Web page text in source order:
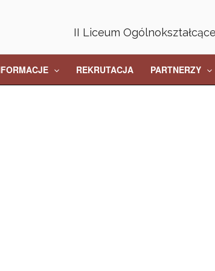
II Liceum
REKRUTACJA PARTNERZY